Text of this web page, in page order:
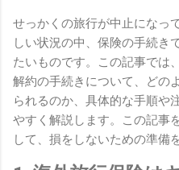
せっかくの旅行が中止になっ
しい状況の中、保険の手続き
たいものです。この記事では
解約の手続きについて、どの
られるのか、具体的な手順や
やすく解説します。この記事
して、損をしないための準備